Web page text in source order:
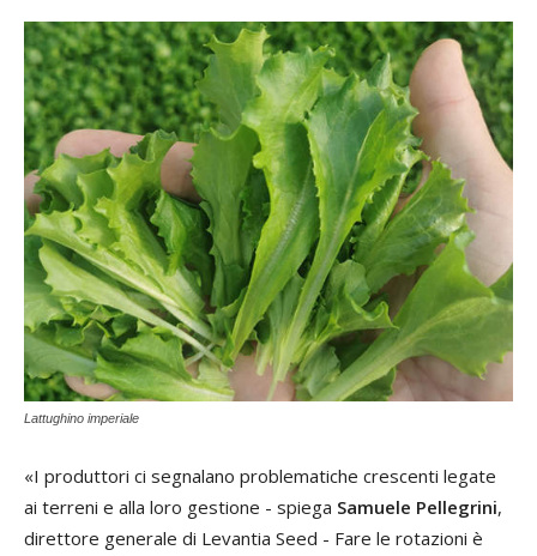
Lattughino imperiale
«I produttori ci segnalano problematiche crescenti legate
ai terreni e alla loro gestione - spiega Samuele Pellegrini,
direttore generale di Levantia Seed - Fare le rotazioni è